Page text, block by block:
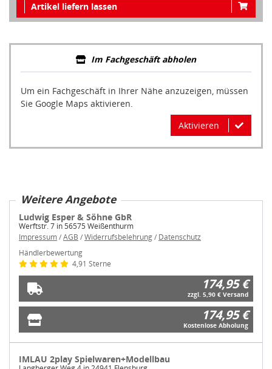
Artikel liefern lassen
Im Fachgeschäft abholen
Um ein Fachgeschäft in Ihrer Nähe anzuzeigen, müssen
Sie Google Maps aktivieren.
Aktivieren
Weitere Angebote
Ludwig Esper & Söhne GbR
Werftstr. 7 in 56575 Weißenthurm
Impressum/AGB /Widerrufsbelehrung/ Datenschutz
Händlerbewertung
4,91 Sterne
174,95 €
zzgl. 5,90 € Versand
174,95 €
Kostenlose Abholung
IMLAU 2play Spielwaren+Modellbau